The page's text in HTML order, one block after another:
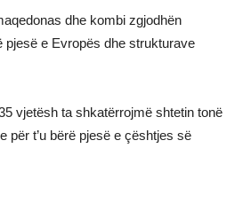
dhe kombi zgjodhën
pjesë e Evropës dhe strukturave
vjetësh ta shkatërrojmë shtetin tonë
për t’u bërë pjesë e çështjes së